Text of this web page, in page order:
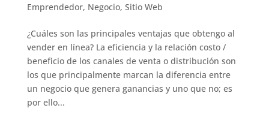
Emprendedor, Negocio, Sitio Web
¿Cuáles son las principales ventajas que obtengo al
vender en línea? La eficiencia y la relación costo /
beneficio de los canales de venta o distribución son
los que principalmente marcan la diferencia entre
un negocio que genera ganancias y uno que no; es
por ello...